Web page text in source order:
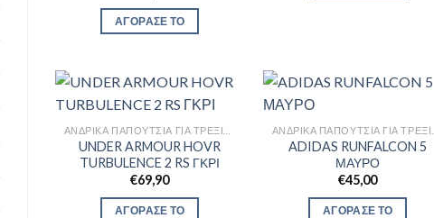
ΑΓΟΡΑΣΕ ΤΟ
UNDER ARMOUR HOVR
TURBULENCE 2 RS ΓΚΡΙ
€69,90
ΑΓΟΡΑΣΕ ΤΟ
ADIDAS RUNFALCON 5
ΜΑΥΡΟ
€45,00
ΑΓΟΡΑΣΕ ΤΟ